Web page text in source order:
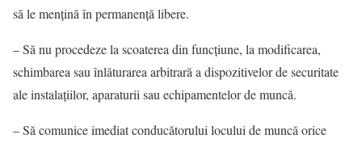
să le menţină în permanenţă libere.
– Să nu procedeze la scoaterea din funcţiune, la modificarea,
schimbarea sau înlăturarea arbitrară a dispozitivelor de securitate
ale instalaţiilor, aparaturii sau echipamentelor de muncă.
– Să comunice imediat conducătorului locului de muncă orice